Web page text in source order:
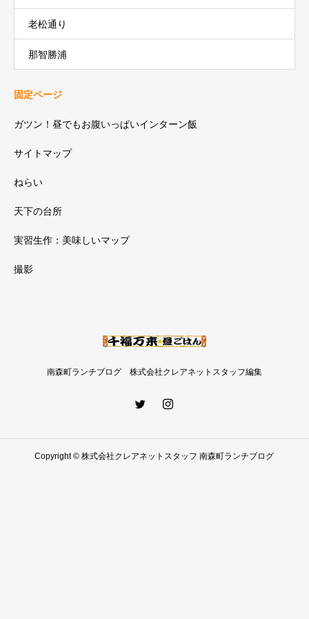
老松通り
那智勝浦
固定ページ
ガツン！昼でもお腹いっぱいインターン飯
サイトマップ
ねらい
天下の台所
実習生作：美味しいマップ
撮影
南森町ランチブログ 株式会社クレアネットスタッフ編集
Copyright © 株式会社クレアネットスタッフ 南森町ランチブログ